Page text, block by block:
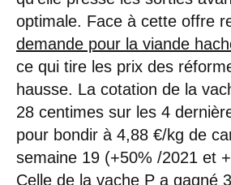
optimale. Face à cette offre
demande pour la viande
ce qui tire les prix des
hausse. La cotation de la
28 centimes sur les 4
pour bondir à 4,88 €/kg de
semaine 19 (+50% /2021 et
Celle de la vache P a gagné